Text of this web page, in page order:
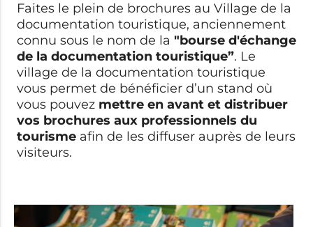
Faites le plein de brochures au Village de la
documentation touristique, anciennement
connu sous le nom de la "bourse d'échange
de la documentation touristique”. Le
village de la documentation touristique
vous permet de bénéficier d’un stand où
vous pouvez mettre en avant et distribuer
vos brochures aux professionnels du
tourisme afin de les diffuser auprès de leurs
visiteurs.